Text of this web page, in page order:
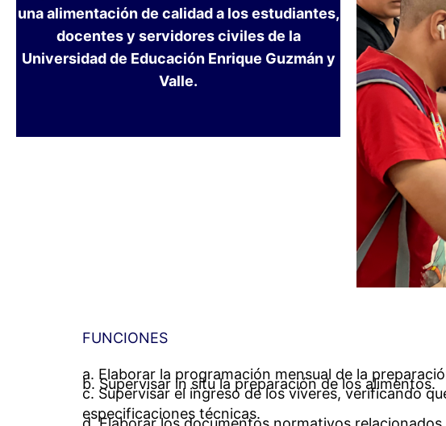
una alimentación de calidad a los estudiantes,
docentes y servidores civiles de la
Universidad de Educación Enrique Guzmán y
Valle.
FUNCIONES
a. Elaborar la programación mensual de la
b. Supervisar in situ la preparación de los alimentos.
c. Supervisar el ingreso de los víveres, verificando
especificaciones técnicas.